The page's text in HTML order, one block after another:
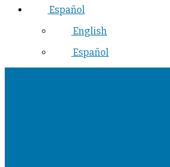
Español
English
Español